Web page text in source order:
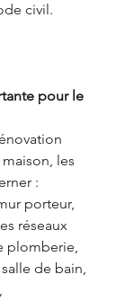
civil.
pour le
les
:
porteur,
réseaux
plomberie,
salle de bain,